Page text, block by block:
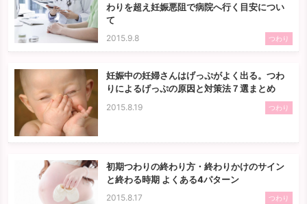
わりを超え妊娠悪阻で病院へ行く目安につい
て
2015.9.8 つわり
妊娠中の妊婦さんはげっぷがよく出る。つわ
りによるげっぷの原因と対策法７選まとめ
2015.8.19 つわり
初期つわりの終わり方・終わりかけのサイン
と終わる時期 よくある4パターン
2015.8.17 つわり